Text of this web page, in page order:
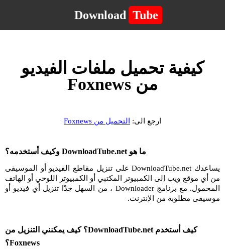
Download Tube
كيفية تحميل ملفات الفيديو
من Foxnews
ارجع الى: التحميل من Foxnews
ما هو DownloadTube.net وكيف أستخدمه؟
يساعدك DownloadTube.net على تنزيل مقاطع الفيديو أو الموسيقى
من أي موقع ويب إلى الكمبيوتر المكتبي أو الكمبيوتر اللوحي أو الهاتف
المحمول. مع برنامج Downloader ، من السهل جدًا تنزيل أي فيديو أو
موسيقى مطلوبة من الإنترنت.
كيف أستخدم DownloadTube.net؟ كيف يمكنني التنزيل من
Foxnews؟